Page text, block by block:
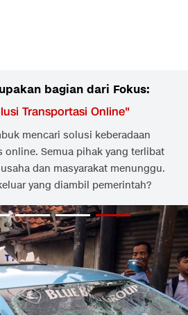
bagian dari Fokus:
Transportasi Online"
mencari solusi keberadaan
Semua pihak yang terlibat
dan masyarakat menunggu.
yang diambil pemerintah?